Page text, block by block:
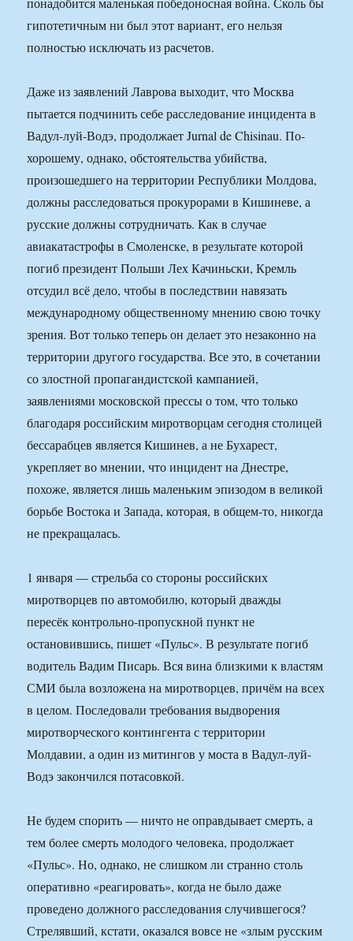
гипотетичным ни был этот вариант, его нельзя
полностью исключать из расчетов.
Даже из заявлений Лаврова выходит, что Москва
пытается подчинить себе расследование инцидента в
Вадул-луй-Водэ, продолжает Jurnal de Chisinau. По-
хорошему, однако, обстоятельства убийства,
произошедшего на территории Республики Молдова,
должны расследоваться прокурорами в Кишиневе, а
русские должны сотрудничать. Как в случае
авиакатастрофы в Смоленске, в результате которой
погиб президент Польши Лех Качиньски, Кремль
отсудил всё дело, чтобы в последствии навязать
международному общественному мнению свою точку
зрения. Вот только теперь он делает это незаконно на
территории другого государства. Все это, в сочетании
со злостной пропагандистской кампанией,
заявлениями московской прессы о том, что только
благодаря российским миротворцам сегодня столицей
бессарабцев является Кишинев, а не Бухарест,
укрепляет во мнении, что инцидент на Днестре,
похоже, является лишь маленьким эпизодом в великой
борьбе Востока и Запада, которая, в общем-то, никогда
не прекращалась.
1 января — стрельба со стороны российских
миротворцев по автомобилю, который дважды
пересёк контрольно-пропускной пункт не
остановившись, пишет «Пульс». В результате погиб
водитель Вадим Писарь. Вся вина близкими к властям
СМИ была возложена на миротворцев, причём на всех
в целом. Последовали требования выдворения
миротворческого контингента с территории
Молдавии, а один из митингов у моста в Вадул-луй-
Водэ закончился потасовкой.
Не будем спорить — ничто не оправдывает смерть, а
тем более смерть молодого человека, продолжает
«Пульс». Но, однако, не слишком ли странно столь
оперативно «реагировать», когда не было даже
проведено должного расследования случившегося?
Стрелявший, кстати, оказался вовсе не «злым русским